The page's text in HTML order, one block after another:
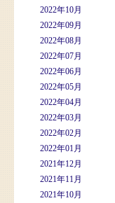
2022年10月
2022年09月
2022年08月
2022年07月
2022年06月
2022年05月
2022年04月
2022年03月
2022年02月
2022年01月
2021年12月
2021年11月
2021年10月